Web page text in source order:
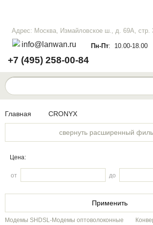
Адрес: Москва, Измайловское ш., д. 69А, стр.
info@lanwan.ru Пн-Пт: 10.00-18.00
+7 (495) 258-00-84
Главная CRONYX
свернуть расширенный
Цена:
от до
Модемы SHDSL-Модемы оптоволоконные